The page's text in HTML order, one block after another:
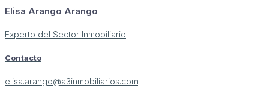
Elisa Arango Arango
Experto del Sector Inmobiliario
Contacto
elisa.arango@a3inmobiliarios.com